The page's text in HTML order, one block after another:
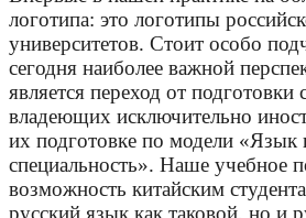
логотипа: это логотипы
университетов. Стоит особо
сегодня наиболее важной
является переход от подготовки
владеющих исключительно
их подготовке по модели «Язык
специальность». Наше учебное
возможность китайским
русский язык как таковой, но и